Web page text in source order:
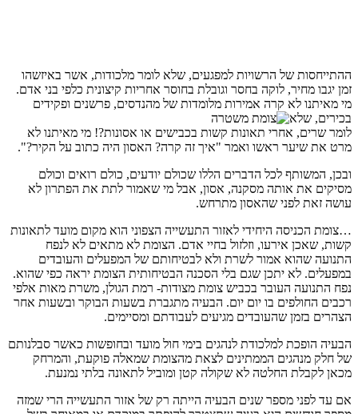
ההתייחסות של הרשויות למפגעים, שלא לומר מלכודות, אשר באיזשהו
זמן יגבו מחיר, לוקה בחסר וגובלת בחוסר אחריות קיצונית כלפי בני אדם.
מי מאיתנו לא קרה אמירות מלומדות של מהנדסים, פרשנים ופקידים
בכירים, שלא
לומר שרים, אחרי תאונות קשות בכבישים או אסונות?! מי מאיתנו לא
מרט את שיער ראשו ואמר "איך זה קרה? האסון היה כתוב על הקיר?".
ובכן, המשותף לכל הדברים הללו שכולם יודעים, כולם רואים וכולם
מסיקים את אותה מסקנה, אסון, אבל מי שאמור לתת את הפתרון לא
עושה זאת לפני שהאסון מתרחש.
…צומת הכניסה היחידי לאזור התעשייה הצפוני הוא מקום מועד לתאונות
קשות, שאכן אירעו, וזלזול בחיי אדם. הצומת לא מתאים לא לנפח
התנועה שהוא אמור לשרת ולא לבטיחותם של המפעלים והעובדים
במפעלים. לא יתכן שגם בלי הסכנה הבטיחותית הצומת יראה כפי שהוא.
נפח התנועה העובר בכביש צומת מצודות- רמת הגולן, משרת מאות אלפי
רכבים החולפים בו יום יום. הבעיה מתגברת בשעות הבוקר ובשעות אחר
הצהרים בזמן שהעובדים מגיעים לעבודתם ומסיימים.
הבעיה הופכת למלכודת לנהגים בימי חול מועד ובחופשות כאשר סבלנותם
של חלק מנהגים הממתינים לצאת מהצומת שמאלה פוקעת, והמרחק
מכאן לקבלת החלטה לא שקולה קטן ומוביל לתאונה בלתי נמנעת.
אם עד לפני מספר שנים הבעיה הייתה רק של אזור התעשייה הרי שמזה